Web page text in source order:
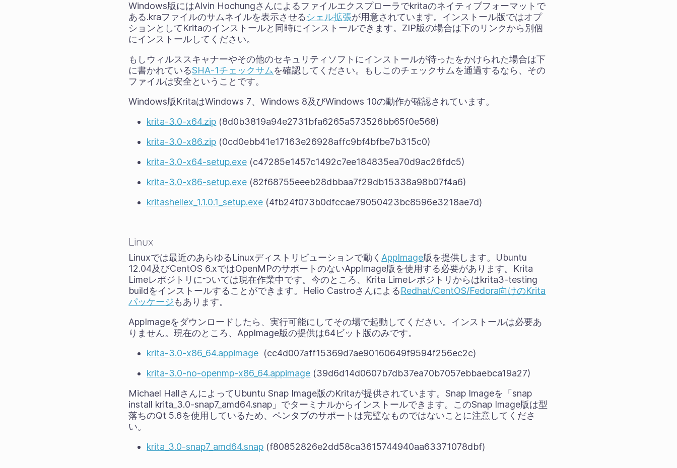
Windows版にはAlvin Hochungさんによるファイルエクスプローラでkritaのネイティブフォーマットで
ある.kraファイルのサムネイルを表示させるシェル拡張が用意されています。インストール版ではオプ
ションとしてKritaのインストールと同時にインストールできます。ZIP版の場合は下のリンクから別個
にインストールしてください。
もしウィルススキャナーやその他のセキュリティソフトにインストールが待ったをかけられた場合は下
に書かれているSHA-1チェックサムを確認してください。もしこのチェックサムを通過するなら、その
ファイルは安全ということです。
Windows版KritaはWindows 7、Windows 8及びWindows 10の動作が確認されています。
krita-3.0-x64.zip (8d0b3819a94e2731bfa6265a573526bb65f0e568)
krita-3.0-x86.zip (0cd0ebb41e17163e26928affc9bf4bfbe7b315c0)
krita-3.0-x64-setup.exe (c47285e1457c1492c7ee184835ea70d9ac26fdc5)
krita-3.0-x86-setup.exe (82f68755eeeb28dbbaa7f29db15338a98b07f4a6)
kritashellex_1.1.0.1_setup.exe (4fb24f073b0dfccae79050423bc8596e3218ae7d)
Linux
Linuxでは最近のあらゆるLinuxディストリビューションで動く AppImage版を提供します。Ubuntu
12.04及びCentOS 6.xではOpenMPのサポートのないAppImage版を使用する必要があります。Krita
Limeレポジトリについては現在作業中です。今のところ、Krita Limeレポジトリからはkrita3-testing
buildをインストールすることができます。Helio CastroさんによるRedhat/CentOS/Fedora向けのKrita
パッケージもあります。
AppImageをダウンロードしたら、実行可能にしてその場で起動してください。インストールは必要あ
りません。現在のところ、AppImage版の提供は64ビット版のみです。
krita-3.0-x86_64.appimage (cc4d007aff15369d7ae90160649f9594f256ec2c)
krita-3.0-no-openmp-x86_64.appimage (39d6d14d0607b7db37ea70b7057ebbaebca19a27)
Michael HallさんによってUbuntu Snap Image版のKritaが提供されています。Snap Imageを「snap
install krita_3.0-snap7_amd64.snap」でターミナルからインストールできます。このSnap Image版は型
落ちのQt 5.6を使用しているため、ペンタブのサポートは完璧なものではないことに注意してくださ
い。
krita_3.0-snap7_amd64.snap (f80852826e2dd58ca3615744940aa63371078dbf)